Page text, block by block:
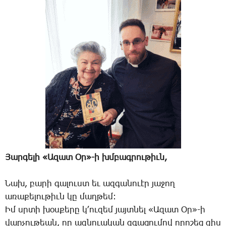
Յար­գե­լի «Ա­զատ Օր»-ի խմբագ­րու­թիւն,
­Նախ, բա­րի գա­լուստ եւ ազ­գա­նո­ւէր յա­ջող
ա­ռա­քե­լու­թիւն կը մաղ­թեմ:
Իմ սրտի խօս­քե­րը կ­՚ու­զեմ յայտ­նել «Ա­զատ Օր»-ի
վար­չու­թեան, որ ազ­նո­ւա­կան զգա­ցու­մով ո­րո­շեց զիս